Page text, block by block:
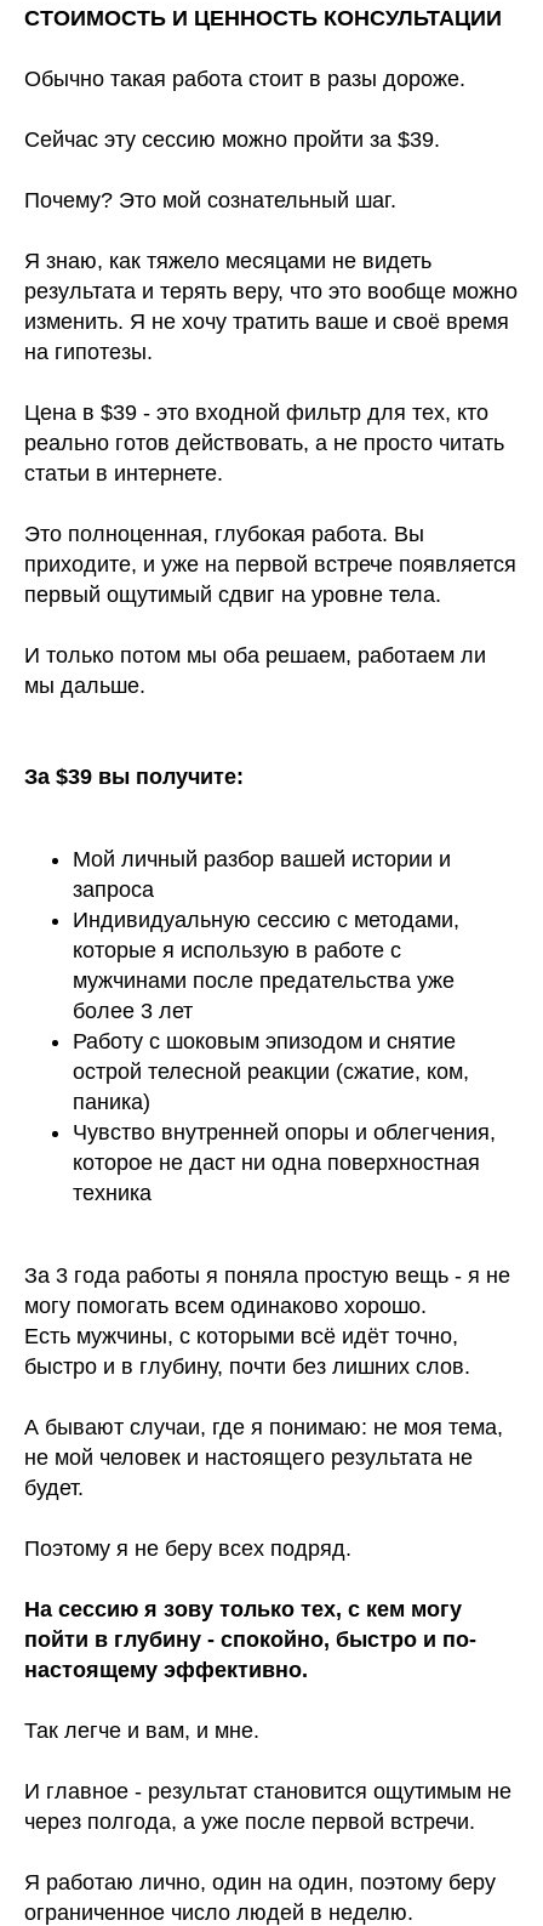
СТОИМОСТЬ И ЦЕННОСТЬ КОНСУЛЬТАЦИИ
Обычно такая работа стоит в разы дороже.
Сейчас эту сессию можно пройти за $39.
Почему? Это мой сознательный шаг.
Я знаю, как тяжело месяцами не видеть
результата и терять веру, что это вообще можно
изменить. Я не хочу тратить ваше и своё время
на гипотезы.
Цена в $39 - это входной фильтр для тех, кто
реально готов действовать, а не просто читать
статьи в интернете.
Это полноценная, глубокая работа. Вы
приходите, и уже на первой встрече появляется
первый ощутимый сдвиг на уровне тела.
И только потом мы оба решаем, работаем ли
мы дальше.
За $39 вы получите:
Мой личный разбор вашей истории и
запроса
Индивидуальную сессию с методами,
которые я использую в работе с
мужчинами после предательства уже
более 3 лет
Работу с шоковым эпизодом и снятие
острой телесной реакции (сжатие, ком,
паника)
Чувство внутренней опоры и облегчения,
которое не даст ни одна поверхностная
техника
За 3 года работы я поняла простую вещь - я не
могу помогать всем одинаково хорошо.
Есть мужчины, с которыми всё идёт точно,
быстро и в глубину, почти без лишних слов.
А бывают случаи, где я понимаю: не моя тема,
не мой человек и настоящего результата не
будет.
Поэтому я не беру всех подряд.
На сессию я зову только тех, с кем могу
пойти в глубину - спокойно, быстро и по-
настоящему эффективно.
Так легче и вам, и мне.
И главное - результат становится ощутимым не
через полгода, а уже после первой встречи.
Я работаю лично, один на один, поэтому беру
ограниченное число людей в неделю.